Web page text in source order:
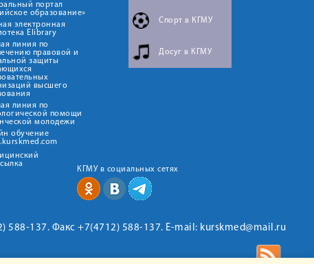
портал
образование»
электронная
Elibrary
линия по
правовой и
защиты
высшего
линия по
помощи
молодежи
обучение
Спорт в КГМУ
Досуг в КГМУ
КГМУ в социальных сетях
588-137. Факс +7(4712) 588-137. E-mail: kurskmed@mail.ru